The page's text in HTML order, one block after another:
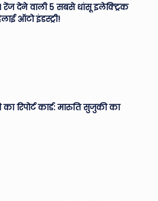
देने वाली 5 सबसे धांसू इलेक्ट्रिक
ऑटो इंडस्ट्री!
रिपोर्ट कार्ड: मारुति सुजुकी का